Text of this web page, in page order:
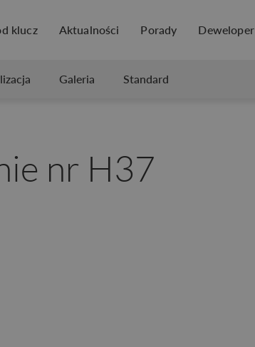
klucz Aktualności Porady Deweloper
Galeria Standard
nr H37